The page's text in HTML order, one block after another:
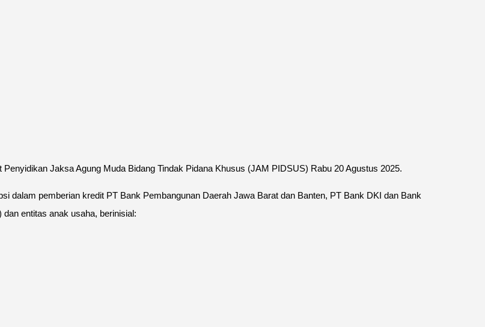
Jaksa Agung Muda Bidang Tindak Pidana Khusus (JAM PIDSUS) Rabu 20 Agustus 2025.
dalam pemberian kredit PT Bank Pembangunan Daerah Jawa Barat dan Banten, PT Bank DKI dan Bank
entitas anak usaha, berinisial: